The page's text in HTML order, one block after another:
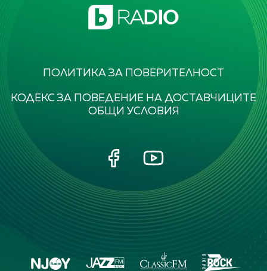
ПОЛИТИКА ЗА ПОВЕРИТЕЛНОСТ
КОДЕКС ЗА ПОВЕДЕНИЕ НА ДОСТАВЧИЦИТЕ
ОБЩИ УСЛОВИЯ